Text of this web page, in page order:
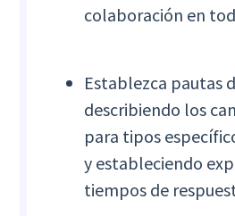
colaboración en
Establezca pautas
describiendo los
para tipos
y estableciendo
tiempos de